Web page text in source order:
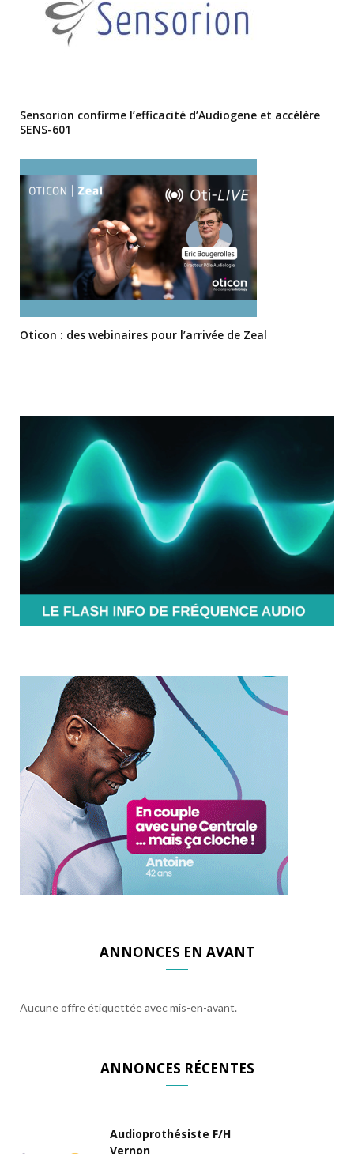
Sensorion confirme l’efficacité d’Audiogene et accélère
SENS-601
Oticon : des webinaires pour l’arrivée de Zeal
ANNONCES EN AVANT
Aucune offre étiquettée avec mis-en-avant.
ANNONCES RÉCENTES
Audioprothésiste F/H
Vernon